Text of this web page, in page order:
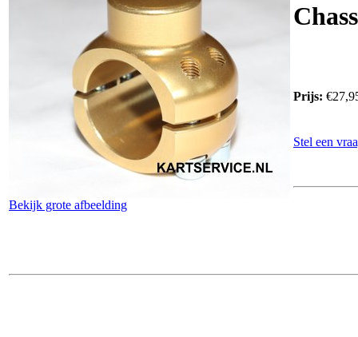
Bekijk grote afbeelding
Prijs:
Stel een